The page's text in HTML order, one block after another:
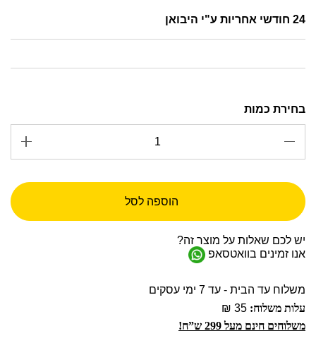
24 חודשי אחריות ע"י היבואן
הוספה לסל
יש לכם שאלות על מוצר זה?
אנו זמינים בוואטסאפ
משלוח עד הבית - עד 7 ימי עסקים
עלות משלוח:
משלוחים חינם מעל 299 ש”ח!